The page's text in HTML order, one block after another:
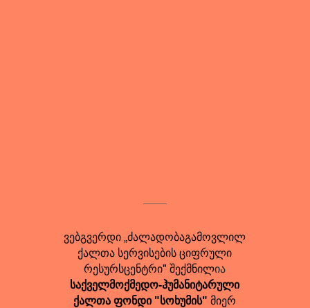
ვებგვერდი „ძალადობაგამოვლილ
ქალთა სერვისების ციფრული
რესურსცენტრი" შექმნილია
საქველმოქმედო-ჰუმანიტარული
ქალთა ფონდი "სოხუმის" მიერ